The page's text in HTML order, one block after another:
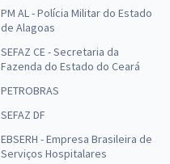
PM AL - Polícia Militar do Estado
de Alagoas
SEFAZ CE - Secretaria da
Fazenda do Estado do Ceará
PETROBRAS
SEFAZ DF
EBSERH - Empresa Brasileira de
Serviços Hospitalares